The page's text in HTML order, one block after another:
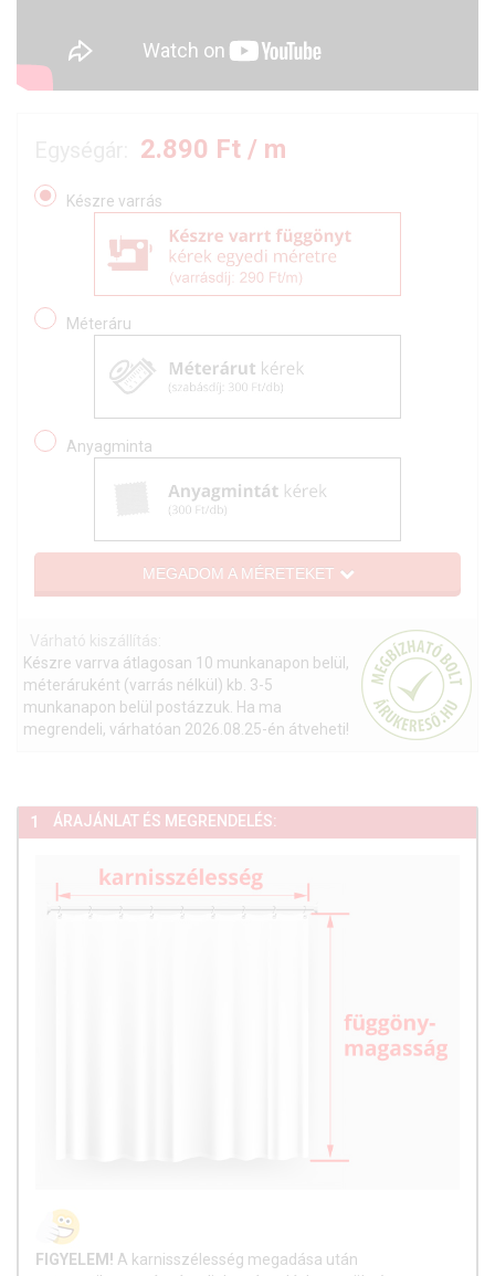
2.890 Ft / m
Készre varrás
Méteráru
Anyagminta
MEGADOM A MÉRETEKET
Várható kiszállítás:
Készre varrva átlagosan 10 munkanapon belül,
méteráruként (varrás nélkül) kb. 3-5
munkanapon belül postázzuk. Ha ma
megrendeli, várhatóan 2026.08.25-én átveheti!
1 ÁRAJÁNLAT ÉS MEGRENDELÉS:
FIGYELEM! A karnisszélesség megadása után